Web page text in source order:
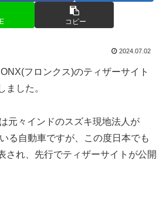
コピー
2024.07.02
フロンクス)のティザーサイト
ました。
元々インドのスズキ現地法人が
る自動車ですが、この度日本でも
され、先行でティザーサイトが公開